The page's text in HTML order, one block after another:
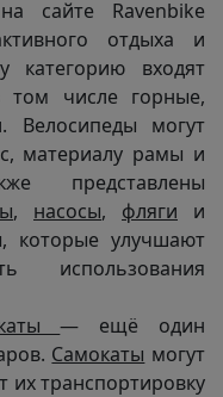
сайте Ravenbike
отдыха и
категорию входят
том числе горные,
Велосипеды могут
материалу рамы и
представлены
, насосы, фляги и
которые улучшают
использования
— ещё один
Самокаты могут
их транспортировку